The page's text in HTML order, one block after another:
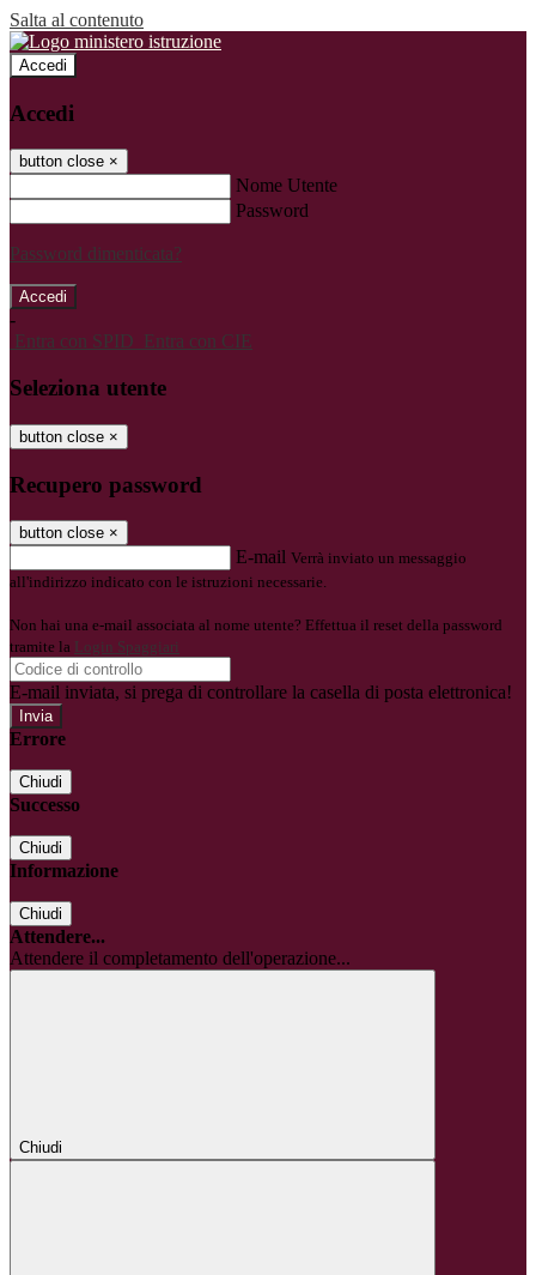
Salta al contenuto
Accedi
Accedi
button close ×
Nome Utente
Password
Password dimenticata?
-
Entra con SPID Entra con CIE
Seleziona utente
button close ×
Recupero password
button close ×
E-mail Verrà inviato un messaggio
all'indirizzo indicato con le istruzioni necessarie.
Non hai una e-mail associata al nome utente? Effettua il reset della password
tramite la Login Spaggiari
E-mail inviata, si prega di controllare la casella di posta elettronica!
Errore
Chiudi
Successo
Chiudi
Informazione
Chiudi
Attendere...
Attendere il completamento dell'operazione...
Chiudi